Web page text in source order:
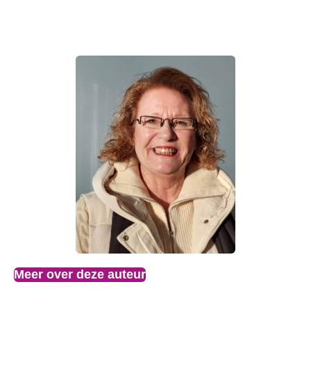
Meer over deze auteur